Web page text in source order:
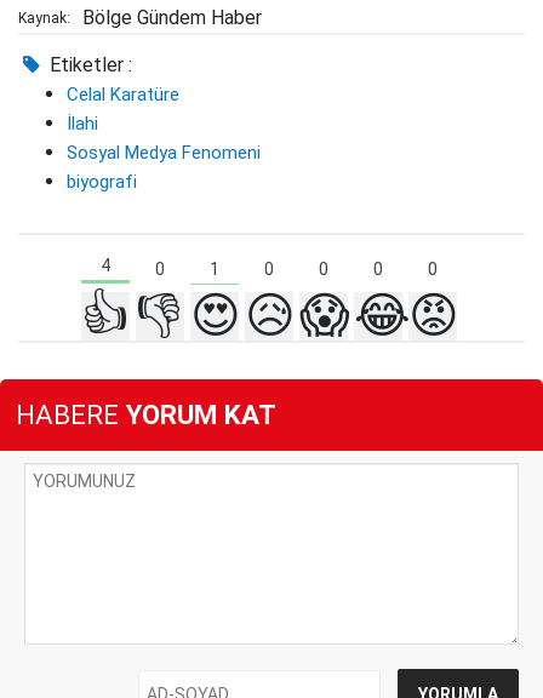
Kaynak: Bölge Gündem Haber
Etiketler :
Celal Karatüre
İlahi
Sosyal Medya Fenomeni
biyografi
4 0 1 0 0 0 0
👍 👎 😍😥😱😂😡
HABERE YORUM KAT